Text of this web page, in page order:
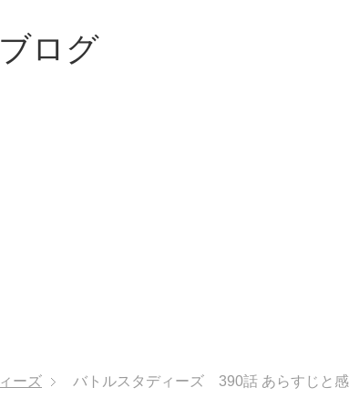
ログ
ーズ バトルスタディーズ 390話 あらすじと